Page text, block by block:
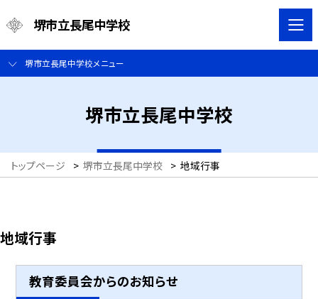
堺市立長尾中学校
堺市立長尾中学校メニュー
堺市立長尾中学校
トップページ > 堺市立長尾中学校 > 地域行事
地域行事
教育委員会からのお知らせ